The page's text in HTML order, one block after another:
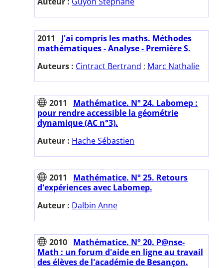
2011
J'ai compris les maths. Méthodes
mathématiques - Analyse - Première S.
Auteurs : Cintract Bertrand ; Marc Nathalie
2011
Mathématice. N° 24. Labomep :
pour rendre accessible la géométrie
dynamique (AC n°3).
Auteur : Hache Sébastien
2011
Mathématice. N° 25. Retours
d'expériences avec Labomep.
Auteur : Dalbin Anne
2010 Mathématice. N° 20. P@nse-
Math : un forum d'aide en ligne au travail
des élèves de l'académie de Besançon.